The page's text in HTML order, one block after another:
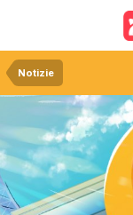
Notizie